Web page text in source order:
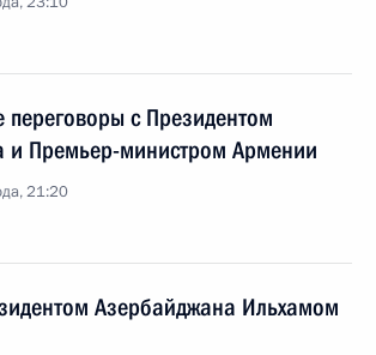
переговоры с Президентом
и Премьер-министром Армении
21:20
Азербайджана Ильхамом